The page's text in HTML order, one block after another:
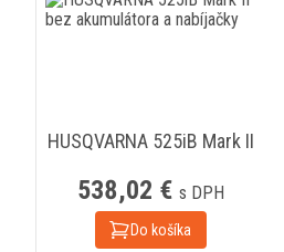
HUSQVARNA 525iB Mark II
538,02 € s DPH
Do košíka